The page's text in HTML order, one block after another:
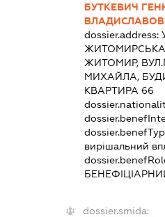
БУТКЕВИЧ
dossier.address:
ЖИТОМИРСЬКА
ЖИТОМИР,
МИХАЙЛА,
КВАРТИРА 66
вирішальний
dossier.smida: